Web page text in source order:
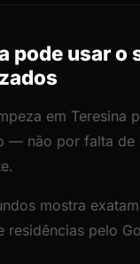
pode usar
em Teresina
— não por falta
mostra
residências pelo